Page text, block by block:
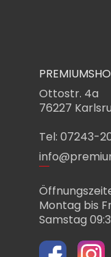
Ottostr. 4a
76227
Tel: 07243-
Montag bis
Samstag